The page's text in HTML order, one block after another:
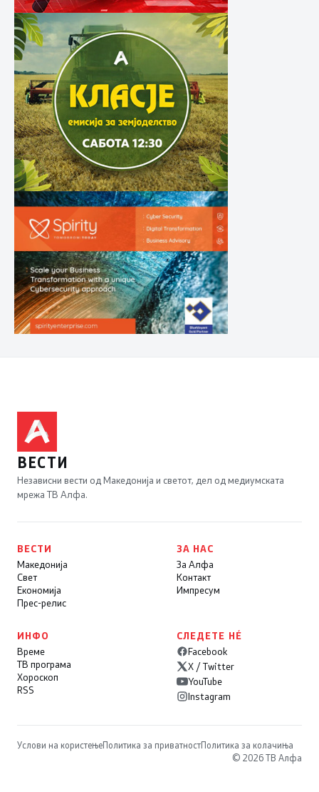
ВЕСТИ
Независни вести од Македонија и светот, дел од медиумската
мрежа ТВ Алфа.
ВЕСТИ
Македонија
Свет
Економија
Прес-релис
ЗА НАС
За Алфа
Контакт
Импресум
ИНФО
Време
ТВ програма
Хороскоп
RSS
СЛЕДЕТЕ НÉ
Facebook
X / Twitter
YouTube
Instagram
Услови на користењеПолитика за приватностПолитика за колачиња
© 2026 ТВ Алфа